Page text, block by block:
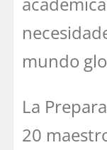
mundo
La
20